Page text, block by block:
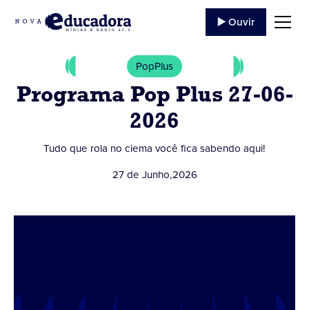
▶️ Ouvir
PopPlus
Programa Pop Plus 27-06-
2026
Tudo que rola no ciema você fica sabendo aqui!
27 de Junho,2026